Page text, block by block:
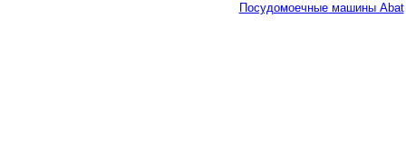
Посудомоечные машины Abat